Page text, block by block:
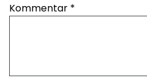
Kommentar *